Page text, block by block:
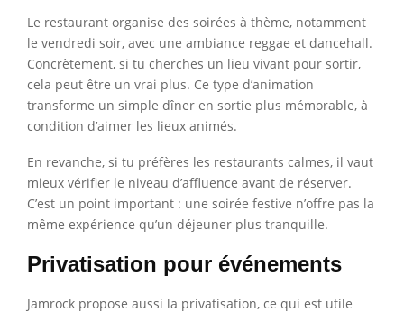
Le restaurant organise des soirées à thème, notamment
le vendredi soir, avec une ambiance reggae et dancehall.
Concrètement, si tu cherches un lieu vivant pour sortir,
cela peut être un vrai plus. Ce type d’animation
transforme un simple dîner en sortie plus mémorable, à
condition d’aimer les lieux animés.
En revanche, si tu préfères les restaurants calmes, il vaut
mieux vérifier le niveau d’affluence avant de réserver.
C’est un point important : une soirée festive n’offre pas la
même expérience qu’un déjeuner plus tranquille.
Privatisation pour événements
Jamrock propose aussi la privatisation, ce qui est utile